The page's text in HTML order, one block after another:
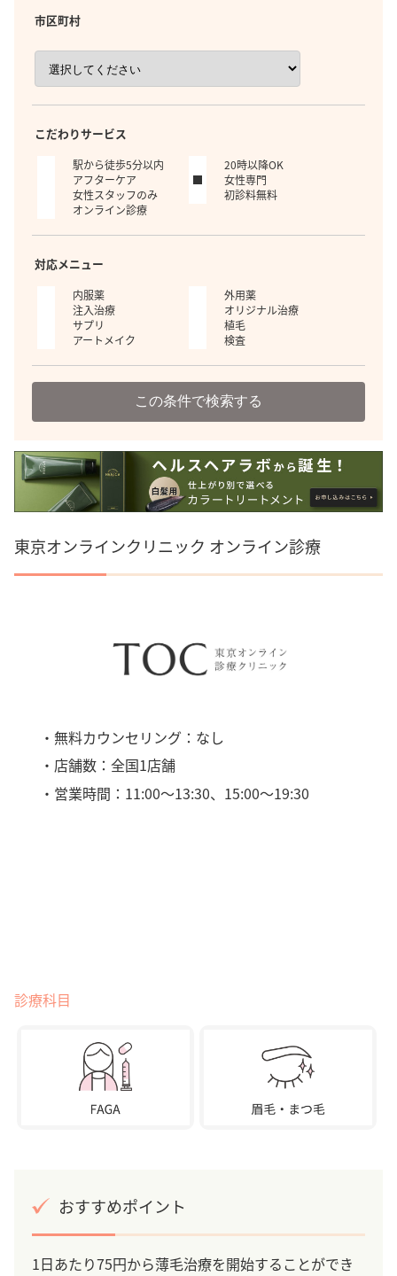
市区町村
こだわりサービス
駅から徒歩5分以内
20時以降OK
アフターケア
女性専門
女性スタッフのみ
初診料無料
オンライン診療
対応メニュー
内服薬
外用薬
注入治療
オリジナル治療
サプリ
植毛
アートメイク
検査
この条件で検索する
東京オンラインクリニック オンライン診療
・無料カウンセリング：なし
・店舗数：全国1店舗
・営業時間：11:00〜13:30、15:00〜19:30
診療科目
おすすめポイント
1日あたり75円から薄毛治療を開始することができ